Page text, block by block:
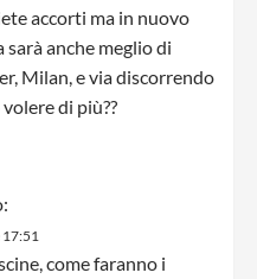
accorti ma in nuovo
anche meglio di
Milan, e via discorrendo
volere di più??
come faranno i